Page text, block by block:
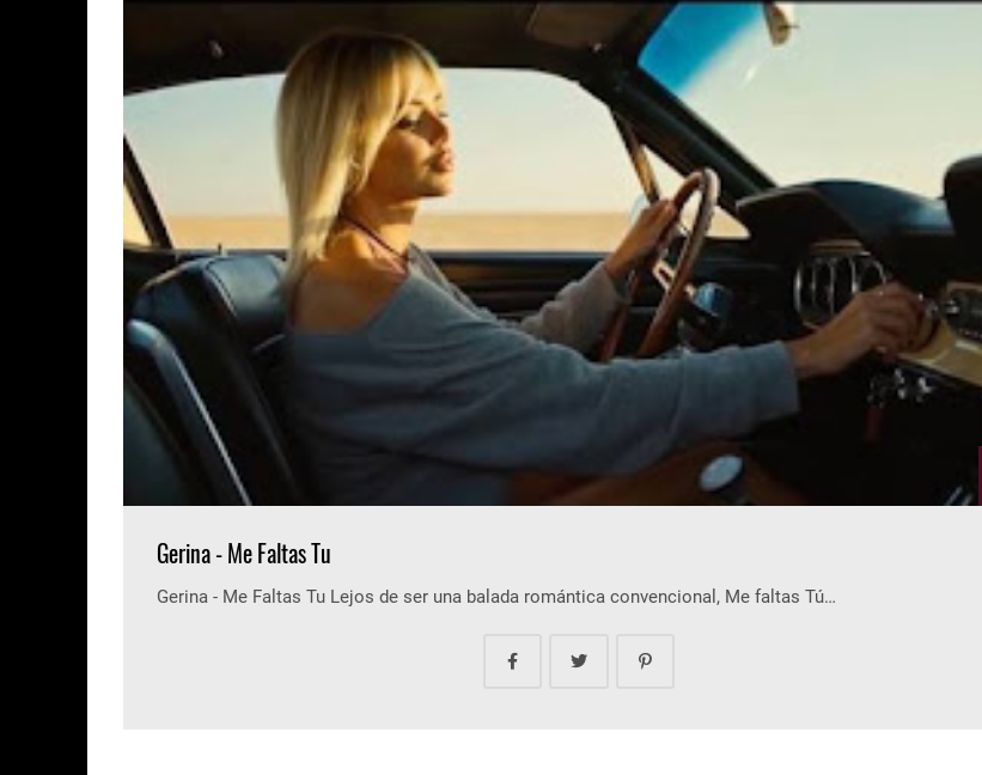
Gerina - Me Faltas Tu
Gerina - Me Faltas Tu Lejos de ser una balada romántica convencional, Me faltas Tú…